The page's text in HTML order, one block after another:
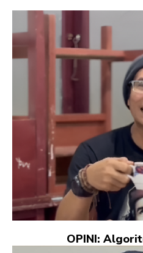
OPINI: